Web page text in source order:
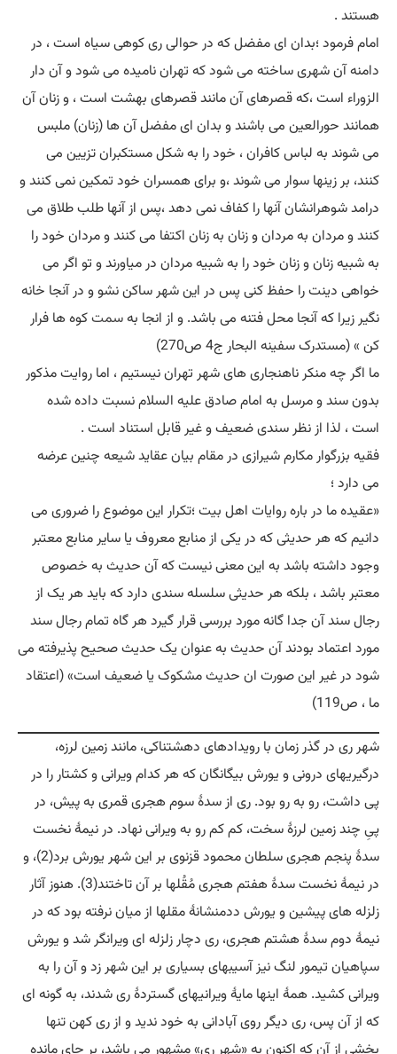
هستند .
امام فرمود ؛بدان ای مفضل که در حوالی ری کوهی سیاه است ، در
دامنه آن شهری ساخته می شود که تهران نامیده می شود و آن دار
الزوراء است ،که قصرهای آن مانند قصرهای بهشت است ، و زنان آن
همانند حورالعین می باشند و بدان ای مفضل آن ها (زنان) ملبس
می شوند به لباس کافران ، خود را به شکل مستکبران تزیین می
کنند، بر زینها سوار می شوند ،و برای همسران خود تمکین نمی کنند و
درامد شوهرانشان آنها را کفاف نمی دهد ،پس از آنها طلب طلاق می
کنند و مردان به مردان و زنان به زنان اکتفا می کنند و مردان خود را
به شبیه زنان و زنان خود را به شبیه مردان در میاورند و تو اگر می
خواهی دینت را حفظ کنی پس در این شهر ساکن نشو و در آنجا خانه
نگیر زیرا که آنجا محل فتنه می باشد. و از انجا بهسمتکوه ها فرار
کن » (مستدرک سفینه البحار ج4 ص270)
ما اگر چه منکر ناهنجاری های شهر تهران نیستیم ، اما روایت مذکور
بدون سند و مرسل به امام صادق علیه السلام نسبت داده شده
است ، لذا از نظر سندی ضعیف و غیر قابل استناد است .
فقیه بزرگوار مکارم شیرازی در مقام بیان عقاید شیعه چنین عرضه
می دارد ؛
«عقیده ما در باره روایات اهل بیت ؛تکرار این موضوع را ضروری می
دانیم که هر حدیثی که در یکی از منابع معروف یا سایر منابع معتبر
وجود داشته باشد به این معنی نیست که آن حدیث به خصوص
معتبر باشد ، بلکه هر حدیثی سلسله سندی دارد که باید هر یک از
رجال سند آن جدا گانه مورد بررسی قرار گیرد هر گاه تمام رجال سند
مورد اعتماد بودند آن حدیث به عنوان یک حدیث صحیح پذیرفته می
شود در غیر این صورت ان حدیث مشکوک یا ضعیف است» (اعتقاد
ما ، ص119)
شهر ری در گذر زمان با رویدادهای دهشتناکی، مانند زمین لرزه،
درگیریهای درونی و یورش بیگانگان که هر کدام ویرانی و کشتار را در
پی داشت، رو به رو بود. ری از سدۀ سوم هجری قمری به پیش، در
پیِ چند زمین لرزۀ سخت، کم کم رو به ویرانی نهاد. در نیمۀ نخست
سدۀ پنجم هجری سلطان محمود قزنوی بر این شهر یورش برد(2)، و
در نیمۀ نخست سدۀ هفتم هجری مُقُلها بر آن تاختند(3). هنوز آثار
زلزله های پیشین و یورش ددمنشانۀ مقلها از میان نرفته بود كه در
نیمۀ دوم سدۀ هشتم هجری، ری دچار زلزله ای ویرانگر شد و یورش
سپاهيان تيمور لنگ نیز آسیبهای بسیاری بر این شهر زد و آن را به
ويرانی کشید. همۀ اینها مایۀ ویرانیهای گستردۀ ری شدند، به گونه ای
که از آن پس، ری دیگر روی آبادانی به خود نديد و از ری کهن تنها
بخشی از آن که اکنون به «شهر ری» مشهور می باشد، بر جای مانده